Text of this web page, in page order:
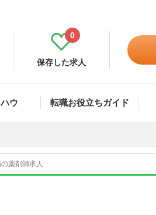
保存した求人
0
ウ 転職お役立ちガイド
薬剤師求人